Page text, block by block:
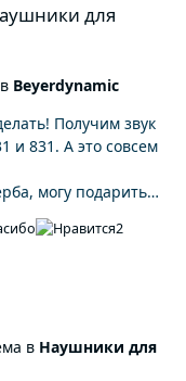
для
Beyerdynamic
звук
и 831. А это совсем
могу подарить
Как раз от
2
в Наушники для